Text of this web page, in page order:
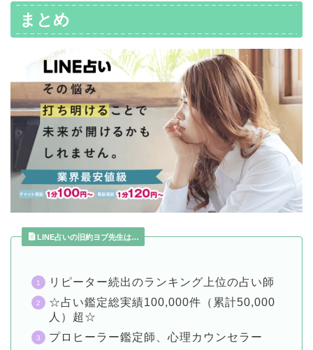
まとめ
LINE占いの旧約ヨブ先生は…
リピーター続出のランキング上位の占い師
☆占い鑑定総実績100,000件（累計50,000
人）超☆
プロヒーラー鑑定師、心理カウンセラー